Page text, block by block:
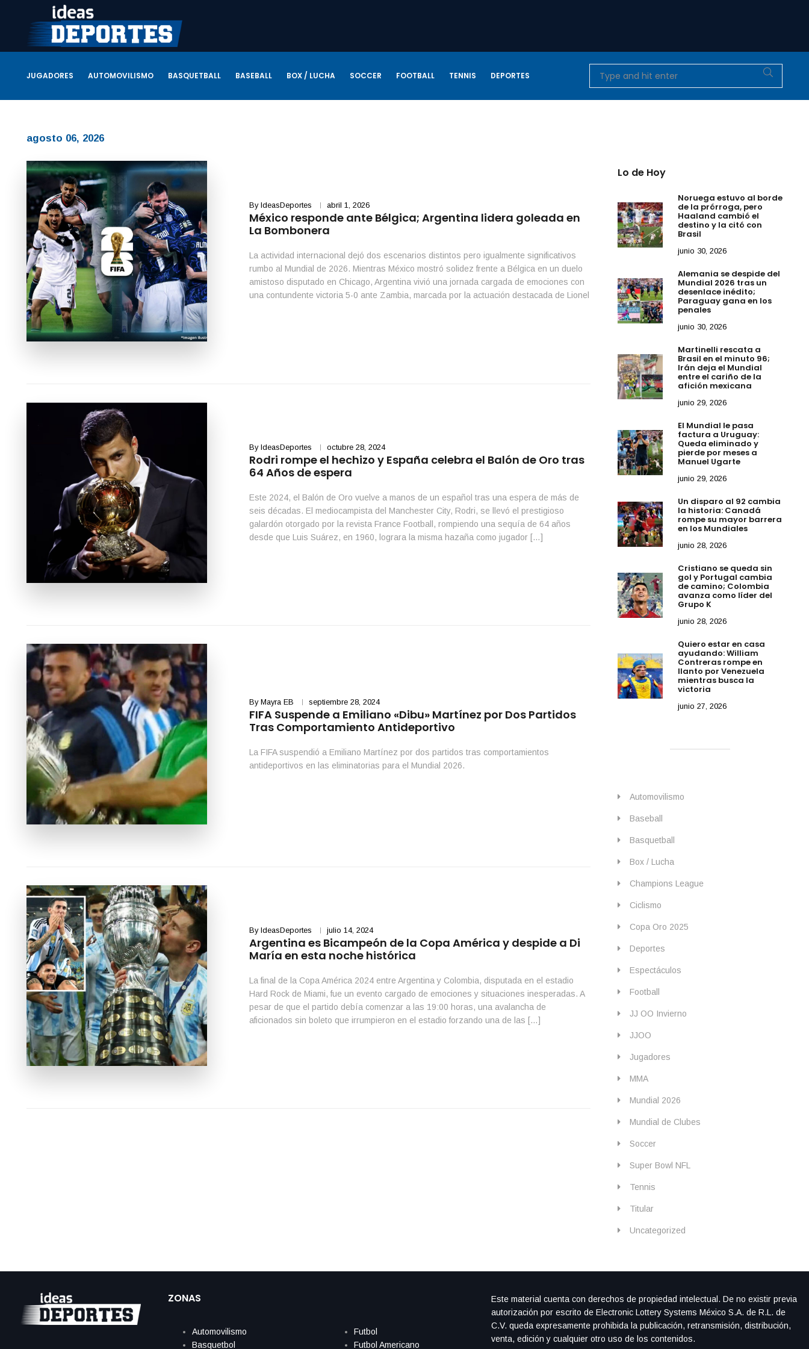
JUGADORES AUTOMOVILISMO BASQUETBALL BASEBALL BOX / LUCHA SOCCER FOOTBALL TENNIS DEPORTES
agosto 06, 2026
By IdeasDeportes abril 1, 2026
México responde ante Bélgica; Argentina lidera goleada en
La Bombonera
La actividad internacional dejó dos escenarios distintos pero igualmente significativos
rumbo al Mundial de 2026. Mientras México mostró solidez frente a Bélgica en un duelo
amistoso disputado en Chicago, Argentina vivió una jornada cargada de emociones con
una contundente victoria 5-0 ante Zambia, marcada por la actuación destacada de Lionel
By IdeasDeportes octubre 28, 2024
Rodri rompe el hechizo y España celebra el Balón de Oro tras
64 Años de espera
Este 2024, el Balón de Oro vuelve a manos de un español tras una espera de más de
seis décadas. El mediocampista del Manchester City, Rodri, se llevó el prestigioso
galardón otorgado por la revista France Football, rompiendo una sequía de 64 años
desde que Luis Suárez, en 1960, lograra la misma hazaña como jugador […]
By Mayra EB septiembre 28, 2024
FIFA Suspende a Emiliano «Dibu» Martínez por Dos Partidos
Tras Comportamiento Antideportivo
La FIFA suspendió a Emiliano Martínez por dos partidos tras comportamientos
antideportivos en las eliminatorias para el Mundial 2026.
By IdeasDeportes julio 14, 2024
Argentina es Bicampeón de la Copa América y despide a Di
María en esta noche histórica
La final de la Copa América 2024 entre Argentina y Colombia, disputada en el estadio
Hard Rock de Miami, fue un evento cargado de emociones y situaciones inesperadas. A
pesar de que el partido debía comenzar a las 19:00 horas, una avalancha de
aficionados sin boleto que irrumpieron en el estadio forzando una de las […]
Lo de Hoy
Noruega estuvo al borde
de la prórroga, pero
Haaland cambió el
destino y la citó con
Brasil
junio 30, 2026
Alemania se despide del
Mundial 2026 tras un
desenlace inédito;
Paraguay gana en los
penales
junio 30, 2026
Martinelli rescata a
Brasil en el minuto 96;
Irán deja el Mundial
entre el cariño de la
afición mexicana
junio 29, 2026
El Mundial le pasa
factura a Uruguay:
Queda eliminado y
pierde por meses a
Manuel Ugarte
junio 29, 2026
Un disparo al 92 cambia
la historia: Canadá
rompe su mayor barrera
en los Mundiales
junio 28, 2026
Cristiano se queda sin
gol y Portugal cambia
de camino; Colombia
avanza como líder del
Grupo K
junio 28, 2026
Quiero estar en casa
ayudando: William
Contreras rompe en
llanto por Venezuela
mientras busca la
victoria
junio 27, 2026
Automovilismo
Baseball
Basquetball
Box / Lucha
Champions League
Ciclismo
Copa Oro 2025
Deportes
Espectáculos
Football
JJ OO Invierno
JJOO
Jugadores
MMA
Mundial 2026
Mundial de Clubes
Soccer
Super Bowl NFL
Tennis
Titular
Uncategorized
ZONAS
Automovilismo
Basquetbol
Futbol
Futbol Americano
Este material cuenta con derechos de propiedad intelectual. De no existir previa
autorización por escrito de Electronic Lottery Systems México S.A. de R.L. de
C.V. queda expresamente prohibida la publicación, retransmisión, distribución,
venta, edición y cualquier otro uso de los contenidos.